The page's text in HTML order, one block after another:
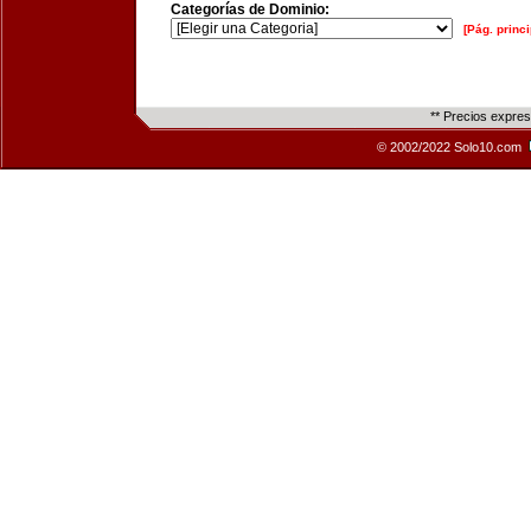
Categorías de Dominio:
[Pág.
** Precios
© 2002/2022 Solo10.com